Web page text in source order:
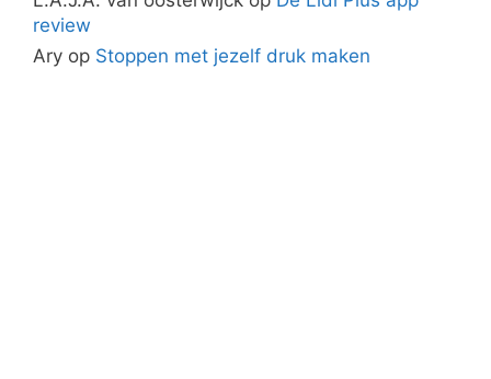
review
Ary op Stoppen met jezelf druk maken